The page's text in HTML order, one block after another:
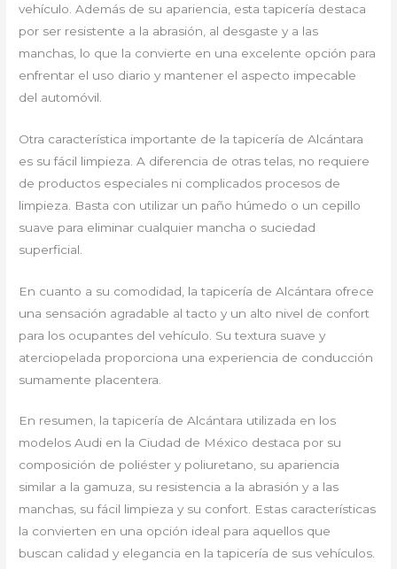
vehículo. Además de su apariencia, esta tapicería destaca
por ser resistente a la abrasión, al desgaste y a las
manchas, lo que la convierte en una excelente opción para
enfrentar el uso diario y mantener el aspecto impecable
del automóvil.
Otra característica importante de la tapicería de Alcántara
es su fácil limpieza. A diferencia de otras telas, no requiere
de productos especiales ni complicados procesos de
limpieza. Basta con utilizar un paño húmedo o un cepillo
suave para eliminar cualquier mancha o suciedad
superficial.
En cuanto a su comodidad, la tapicería de Alcántara ofrece
una sensación agradable al tacto y un alto nivel de confort
para los ocupantes del vehículo. Su textura suave y
aterciopelada proporciona una experiencia de conducción
sumamente placentera.
En resumen, la tapicería de Alcántara utilizada en los
modelos Audi en la Ciudad de México destaca por su
composición de poliéster y poliuretano, su apariencia
similar a la gamuza, su resistencia a la abrasión y a las
manchas, su fácil limpieza y su confort. Estas características
la convierten en una opción ideal para aquellos que
buscan calidad y elegancia en la tapicería de sus vehículos.